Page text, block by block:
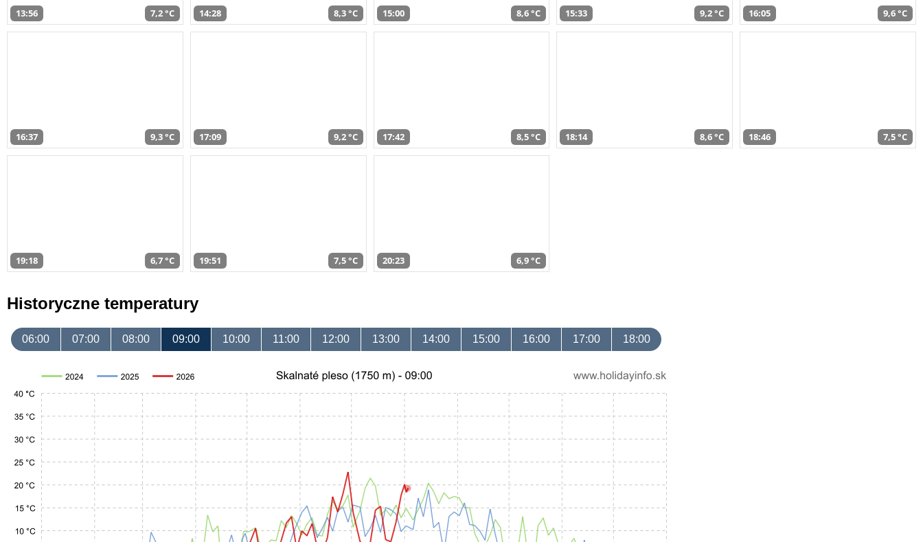
13:56 7,2 °C 14:28 8,3 °C 15:00 8,6 °C 15:33 9,2 °C 16:05 9,6 °C
16:37 9,3 °C 17:09 9,2 °C 17:42 8,5 °C 18:14 8,6 °C 18:46 7,5 °C
19:18 6,7 °C 19:51 7,5 °C 20:23 6,9 °C
Historyczne temperatury
06:00 07:00 08:00 09:00 10:00 11:00 12:00 13:00 14:00 15:00 16:00 17:00 18:00